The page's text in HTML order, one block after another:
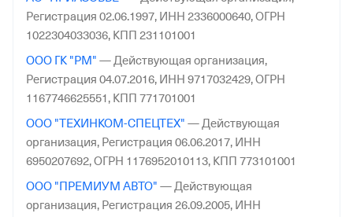
Регистрация 02.06.1997, ИНН 2336000640,ОГРН
1022304033036, КПП 231101001
ООО ГК "РМ" —Действующая организация,
Регистрация 04.07.2016, ИНН 9717032429,ОГРН
1167746625551, КПП 771701001
ООО "ТЕХИНКОМ-СПЕЦТЕХ" —Действующая
организация, Регистрация 06.06.2017, ИНН
6950207692,ОГРН 1176952010113, КПП 773101001
ООО "ПРЕМИУМ АВТО" —Действующая
организация, Регистрация 26.09.2005, ИНН